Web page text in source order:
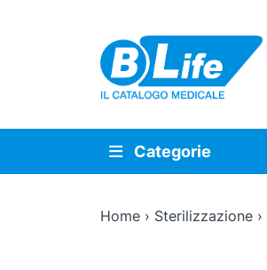
Vai al contenuto principale
Categorie
Home› Sterilizzazione›